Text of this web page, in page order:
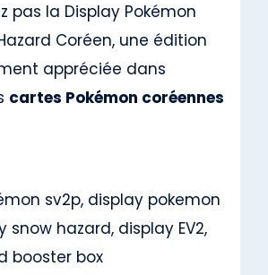
pas la Display Pokémon
Coréen, une édition
appréciée dans
cartes Pokémon coréennes
sv2p, display pokemon
snow hazard, display EV2,
booster box